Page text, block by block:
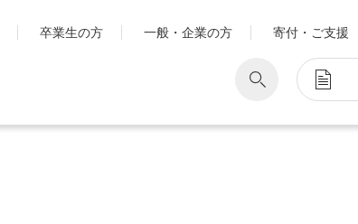
卒業生の方 一般・企業の方 寄付・ご支援